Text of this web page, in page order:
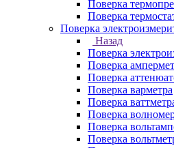
Поверка
Поверка
Поверка
Назад
Поверка
Поверка
Поверка
Поверка варметра
Поверка
Поверка
Поверка
Поверка